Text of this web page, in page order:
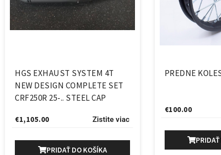
HGS EXHAUST SYSTEM 4T
NEW DESIGN COMPLETE SET
CRF250R 25-.. STEEL CAP
€1,105.00 Zistite viac
PRIDAŤ DO KOŠÍKA
PREDNE
€100.00